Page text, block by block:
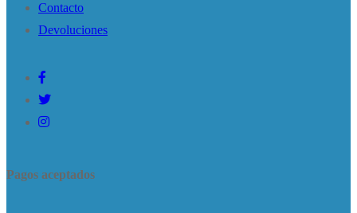
Contacto
Devoluciones
Pagos aceptados